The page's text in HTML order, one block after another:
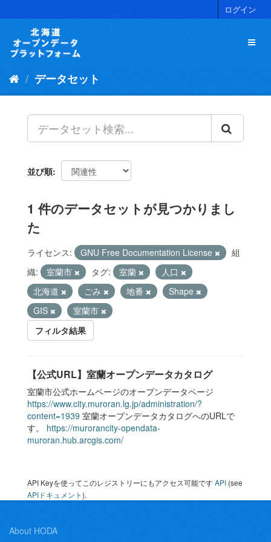
キ
ログイン
データセット
並び順
1 件のデータセットが見つかりまし
た
ライセンス: GNU Free Documentation License
組
織:
室蘭市 タグ: 室蘭
人口
北海道
ごみ 地番
Shape
GIS
室蘭市
フィルタ結果
【公式URL】室蘭オープンデータカタログ
室蘭市公式ホームページのオープンデータページ
https://www.city.muroran.lg.jp/administration/?
content=1939 室蘭オープンデータカタログへのURLで
す。 https://murorancity-opendata-
muroran.hub.arcgis.com/
API Keyを使ってこのレジストリーにもアクセス可能ですAPI (see
APIドキュメント).
About HODA